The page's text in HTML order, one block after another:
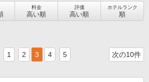
料金
高い順
評価
高い順
ホテルランク
順
1 2 3 4 5 次の10件